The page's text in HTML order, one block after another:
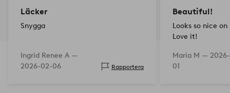
Läcker
Snygga
Ingrid Renee A —
2026-02-06
Rapportera
Beautiful!
Looks so nice
Love it!
Maria M —
01